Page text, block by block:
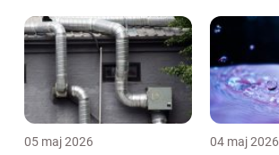
05 maj 2026 04 maj 2026